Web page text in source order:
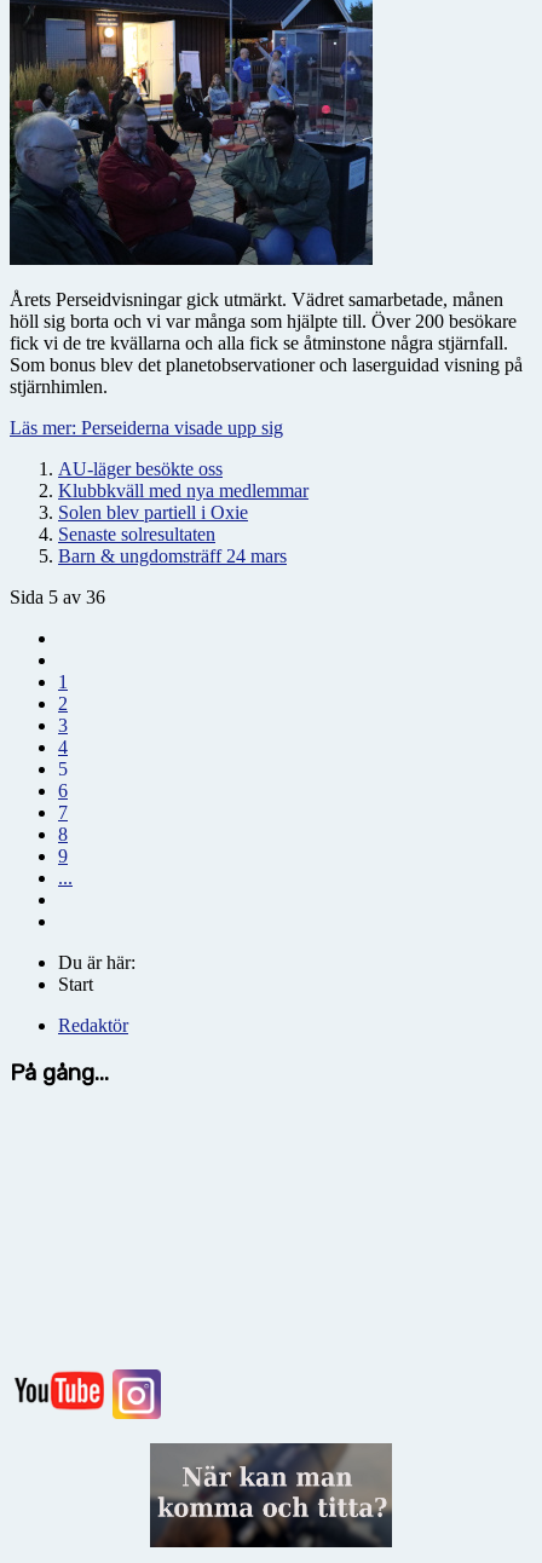
Årets Perseidvisningar gick utmärkt. Vädret samarbetade, månen
höll sig borta och vi var många som hjälpte till. Över 200 besökare
fick vi de tre kvällarna och alla fick se åtminstone några stjärnfall.
Som bonus blev det planetobservationer och laserguidad visning på
stjärnhimlen.
Läs mer: Perseiderna visade upp sig
AU-läger besökte oss
Klubbkväll med nya medlemmar
Solen blev partiell i Oxie
Senaste solresultaten
Barn & ungdomsträff 24 mars
Sida 5 av 36
1
2
3
4
5
6
7
8
9
...
Du är här:
Start
Redaktör
På gång...